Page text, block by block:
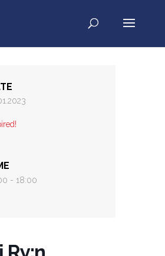
- 18:00